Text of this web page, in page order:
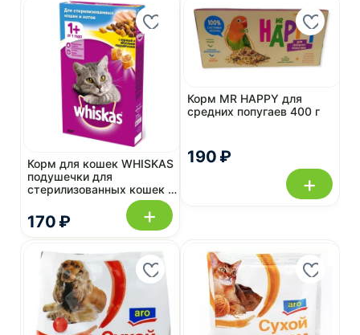
170 ₽
Корм для кошек WHISKAS
подушечки для
стерилизованных кошек и
котов с курицей 350 г
+
190 ₽
Корм MR HAPPY для
средних попугаев 400 г
+